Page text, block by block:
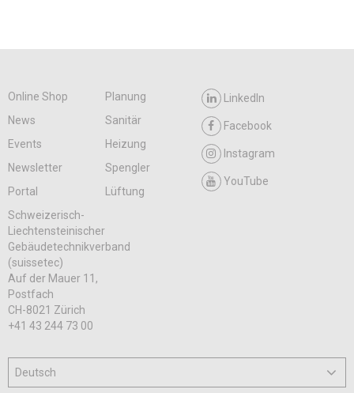
Online Shop
Planung
News
Sanitär
Events
Heizung
Newsletter
Spengler
Portal
Lüftung
LinkedIn
Facebook
Instagram
YouTube
Schweizerisch-
Liechtensteinischer
Gebäudetechnikverband
(suissetec)
Auf der Mauer 11,
Postfach
CH-8021 Zürich
+41 43 244 73 00